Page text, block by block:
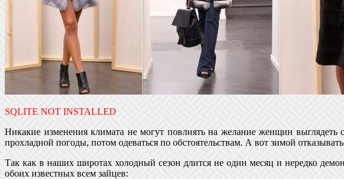
SQLITE NOT INSTALLED
Никакие изменения климата не могут повлиять на желание женщин
прохладной погоды, потом одеваться по обстоятельствам. А вот зимой
Так как в наших широтах холодный сезон длится не один месяц и нередко
обоих известных всем зайцев: